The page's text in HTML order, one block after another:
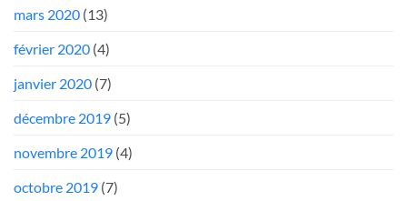
mars 2020 (13)
février 2020 (4)
janvier 2020 (7)
décembre 2019 (5)
novembre 2019 (4)
octobre 2019 (7)